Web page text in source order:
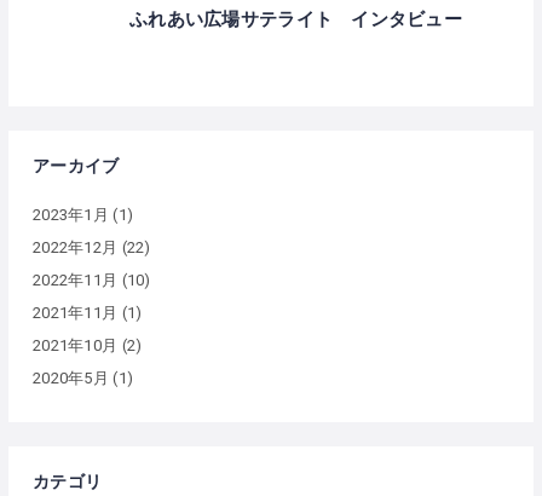
ふれあい広場サテライト インタビュー
アーカイブ
2023年1月 (1)
2022年12月 (22)
2022年11月 (10)
2021年11月 (1)
2021年10月 (2)
2020年5月 (1)
カテゴリ